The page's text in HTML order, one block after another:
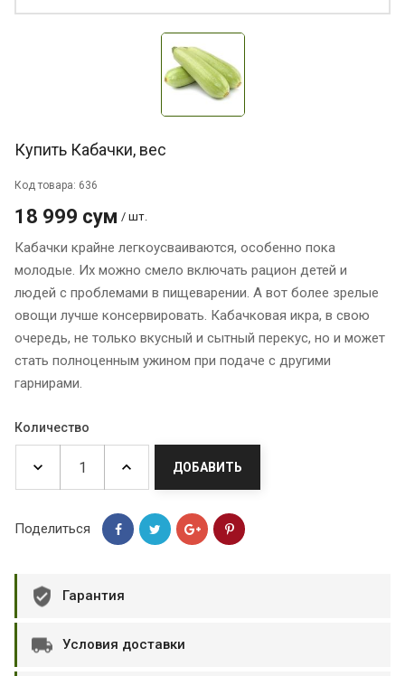
Купить Кабачки, вес
Код товара: 636
18 999 сум / шт.
Кабачки крайне легкоусваиваются, особенно пока
молодые. Их можно смело включать рацион детей и
людей с проблемами в пищеварении. А вот более зрелые
овощи лучше консервировать. Кабачковая икра, в свою
очередь, не только вкусный и сытный перекус, но и может
стать полноценным ужином при подаче с другими
гарнирами.
Количество
ДОБАВИТЬ
Поделиться
Гарантия
Условия доставки